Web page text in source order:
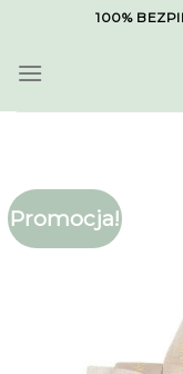
content
100%
Promocja!